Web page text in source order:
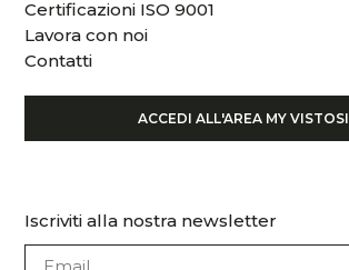
Certificazioni ISO 9001
Lavora con noi
Contatti
ACCEDI ALL'AREA MY VISTOSI
Iscriviti alla nostra newsletter